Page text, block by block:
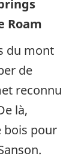
Roam
du mont
de
reconnu
là,
bois pour